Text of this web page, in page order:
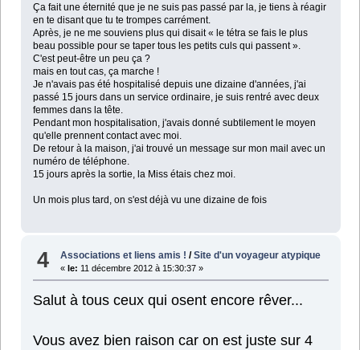
Ça fait une éternité que je ne suis pas passé par la, je tiens à réagir
en te disant que tu te trompes carrément.
Après, je ne me souviens plus qui disait « le tétra se fais le plus
beau possible pour se taper tous les petits culs qui passent ».
C'est peut-être un peu ça ?
mais en tout cas, ça marche !
Je n'avais pas été hospitalisé depuis une dizaine d'années, j'ai
passé 15 jours dans un service ordinaire, je suis rentré avec deux
femmes dans la tête.
Pendant mon hospitalisation, j'avais donné subtilement le moyen
qu'elle prennent contact avec moi.
De retour à la maison, j'ai trouvé un message sur mon mail avec un
numéro de téléphone.
15 jours après la sortie, la Miss étais chez moi.
Un mois plus tard, on s'est déjà vu une dizaine de fois
4 Associations et liens amis ! /Site d'un voyageur atypique
« le: 11 décembre 2012 à 15:30:37 »
Salut à tous ceux qui osent encore rêver...
Vous avez bien raison car on est juste sur 4